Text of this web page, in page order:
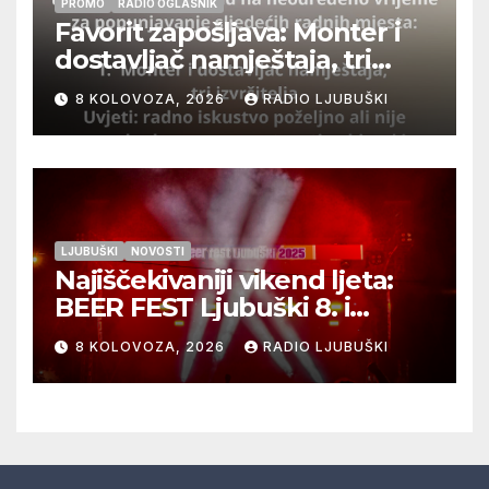
PROMO RADIO OGLASNIK
Favorit zapošljava: Monter i
dostavljač namještaja, tri
izvršitelja
8 KOLOVOZA, 2026 RADIO LJUBUŠKI
LJUBUŠKI NOVOSTI
Najiščekivaniji vikend ljeta:
BEER FEST Ljubuški 8. i
9.kolovoza
8 KOLOVOZA, 2026 RADIO LJUBUŠKI